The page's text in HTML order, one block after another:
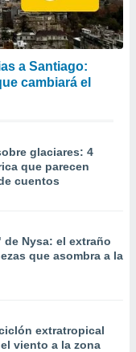
a Santiago:
cambiará el
glaciares: 4
que parecen
cuentos
Nysa: el extraño
que asombra a la
extratropical
viento a la zona